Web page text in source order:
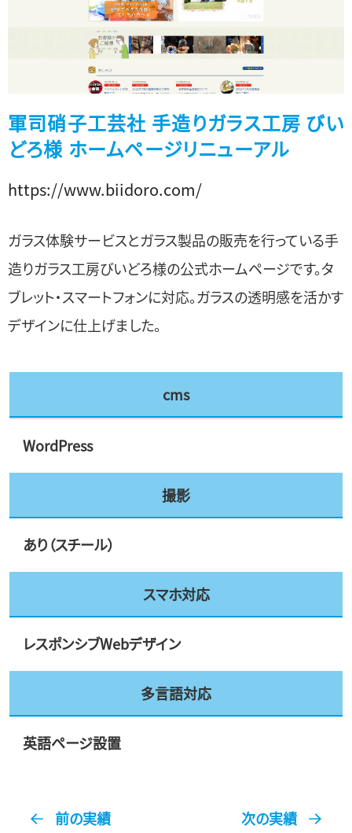
軍司硝子工芸社 手造りガラス工房 びい
どろ様 ホームページリニューアル
https://www.biidoro.com/
ガラス体験サービスとガラス製品の販売を行っている手
造りガラス工房びいどろ様の公式ホームページです。タ
ブレット・スマートフォンに対応。ガラスの透明感を活かす
デザインに仕上げました。
cms
WordPress
撮影
あり（スチール）
スマホ対応
レスポンシブWebデザイン
多言語対応
英語ページ設置
前の実績 次の実績